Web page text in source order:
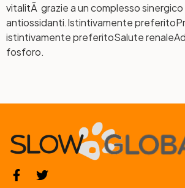
vitalitÃ grazie a un complesso sinergico
antiossidanti.Istintivamente preferito
istintivamente preferitoSalute renale
fosforo.